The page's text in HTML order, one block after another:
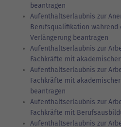
beantragen
Aufenthaltserlaubnis zur
Berufsqualifikation während
Verlängerung beantragen
Aufenthaltserlaubnis zur
Fachkräfte mit
Aufenthaltserlaubnis zur
Fachkräfte mit
beantragen
Aufenthaltserlaubnis zur
Fachkräfte mit
Aufenthaltserlaubnis zur